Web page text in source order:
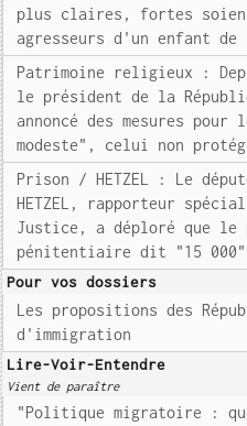
plus claires, fortes
agresseurs d'un enfant
Patrimoine religieux :
le président de la
annoncé des mesures
modeste", celui non
Prison / HETZEL : Le
HETZEL, rapporteur
Justice, a déploré que le
pénitentiaire dit "15 000",
Pour vos dossiers
Les propositions des
d'immigration
Lire-Voir-Entendre
Vient de paraître
"Politique migratoire :